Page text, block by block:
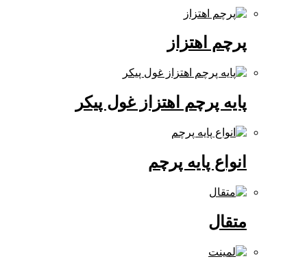
پرچم اهتزاز
پایه پرچم اهتزاز غول پیکر
انواع پایه پرچم